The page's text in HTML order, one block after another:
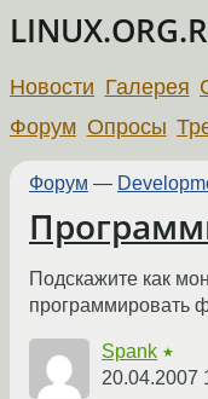
Новости Галерея
Форум Опросы
Форум —
Подскажите как
программировать
Spank ★
20.04.2007